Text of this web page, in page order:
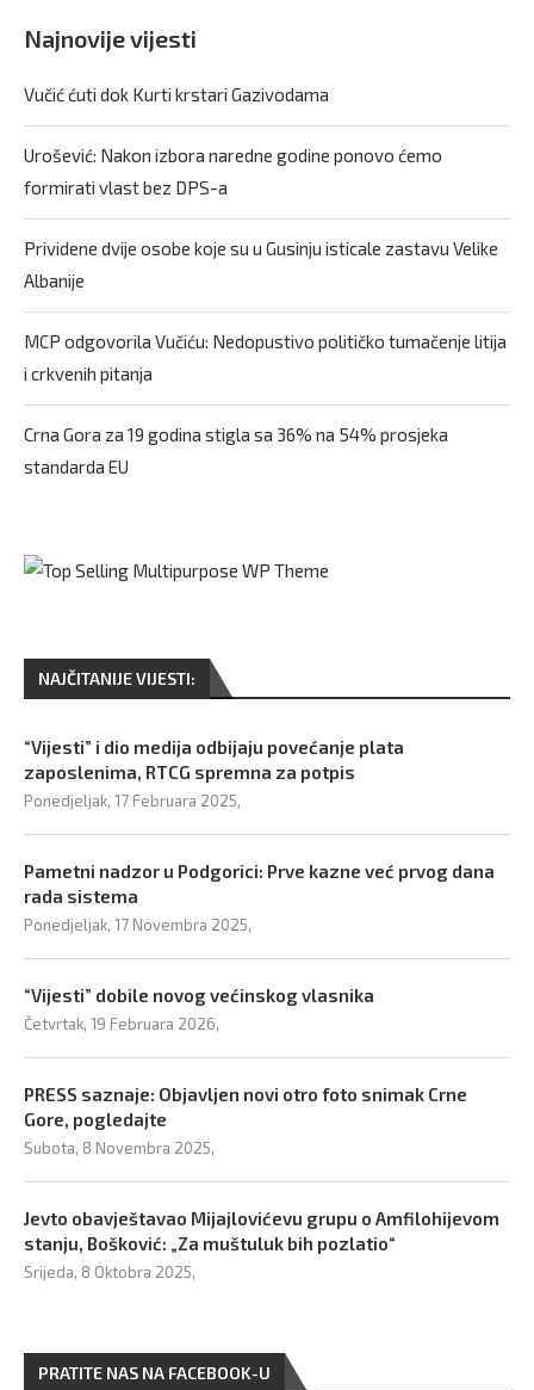
Najnovije vijesti
Vučić ćuti dok Kurti krstari Gazivodama
Urošević: Nakon izbora naredne godine ponovo ćemo
formirati vlast bez DPS-a
Prividene dvije osobe koje su u Gusinju isticale zastavu Velike
Albanije
MCP odgovorila Vučiću: Nedopustivo političko tumačenje litija
i crkvenih pitanja
Crna Gora za 19 godina stigla sa 36% na 54% prosjeka
standarda EU
NAJČITANIJE VIJESTI:
“Vijesti” i dio medija odbijaju povećanje plata
zaposlenima, RTCG spremna za potpis
Ponedjeljak, 17 Februara 2025,
Pametni nadzor u Podgorici: Prve kazne već prvog dana
rada sistema
Ponedjeljak, 17 Novembra 2025,
“Vijesti” dobile novog većinskog vlasnika
Četvrtak, 19 Februara 2026,
PRESS saznaje: Objavljen novi otro foto snimak Crne
Gore, pogledajte
Subota, 8 Novembra 2025,
Jevto obavještavao Mijajlovićevu grupu o Amfilohijevom
stanju, Bošković: „Za muštuluk bih pozlatio“
Srijeda, 8 Oktobra 2025,
PRATITE NAS NA FACEBOOK-U